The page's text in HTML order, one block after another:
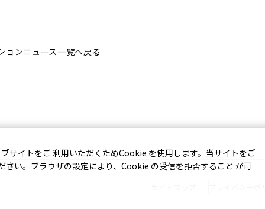
ョンニュース一覧へ戻る
サイトをご 利用いただくためCookie を使用します。当サイトをご
い。ブラウザの設定により、Cookie の受信を拒否すること が可